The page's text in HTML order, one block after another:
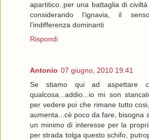
apartitico..per una battaglia di
considerando l'ignavia, il
l'indifferenza dominanti
Rispondi
Antonio 07 giugno, 2010 19:41
Se stiamo qui ad aspettare
qualcosa...addio...io mi son
per vedere poi che rimane tutto
aumenta...cè poco da fare, bisogna
un minimo di interesse per la
per strada tolga questo schifo,